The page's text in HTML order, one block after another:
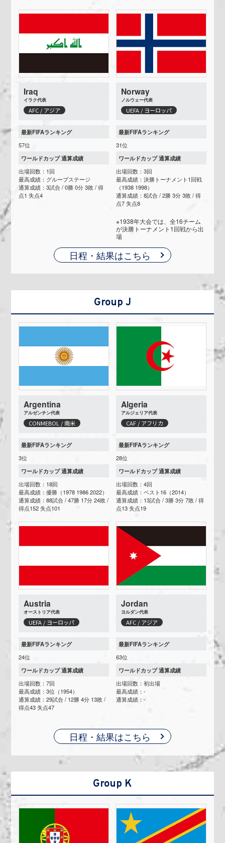
Iraq
イラク代表
AFC / アジア
最新FIFAランキング
57位
ワールドカップ 通算成績
出場回数：1回
最高成績：グループステージ
通算成績：3試合 / 0勝 0分 3敗 / 得
点1 失点4
Norway
ノルウェー代表
UEFA / ヨーロッパ
最新FIFAランキング
31位
ワールドカップ 通算成績
出場回数：3回
最高成績：決勝トーナメント1回戦
（1938 1998）
通算成績：8試合 / 2勝 3分 3敗 / 得
点7 失点8
※1938年大会では、全16チーム
が決勝トーナメント1回戦から出
場
日程・結果はこちら
Group J
Argentina
アルゼンチン代表
CONMEBOL / 南米
最新FIFAランキング
3位
ワールドカップ 通算成績
出場回数：18回
最高成績：優勝（1978 1986 2022）
通算成績：88試合 / 47勝 17分 24敗 /
得点152 失点101
Algeria
アルジェリア代表
CAF / アフリカ
最新FIFAランキング
28位
ワールドカップ 通算成績
出場回数：4回
最高成績：ベスト16（2014）
通算成績：13試合 / 3勝 3分 7敗 / 得
点13 失点19
Austria
オーストリア代表
UEFA / ヨーロッパ
最新FIFAランキング
24位
ワールドカップ 通算成績
出場回数：7回
最高成績：3位（1954）
通算成績：29試合 / 12勝 4分 13敗 /
得点43 失点47
Jordan
ヨルダン代表
AFC / アジア
最新FIFAランキング
63位
ワールドカップ 通算成績
出場回数：初出場
最高成績：-
通算成績：-
日程・結果はこちら
Group K